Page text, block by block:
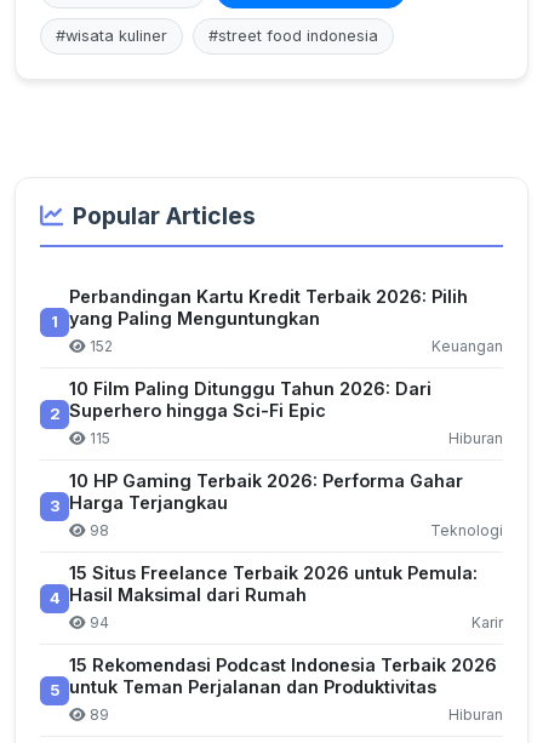
#wisata kuliner #street food indonesia
Popular Articles
1
Perbandingan Kartu Kredit Terbaik 2026: Pilih
yang Paling Menguntungkan
152 Keuangan
2
10 Film Paling Ditunggu Tahun 2026: Dari
Superhero hingga Sci-Fi Epic
115 Hiburan
3
10 HP Gaming Terbaik 2026: Performa Gahar
Harga Terjangkau
98 Teknologi
4
15 Situs Freelance Terbaik 2026 untuk Pemula:
Hasil Maksimal dari Rumah
94 Karir
5
15 Rekomendasi Podcast Indonesia Terbaik 2026
untuk Teman Perjalanan dan Produktivitas
89 Hiburan